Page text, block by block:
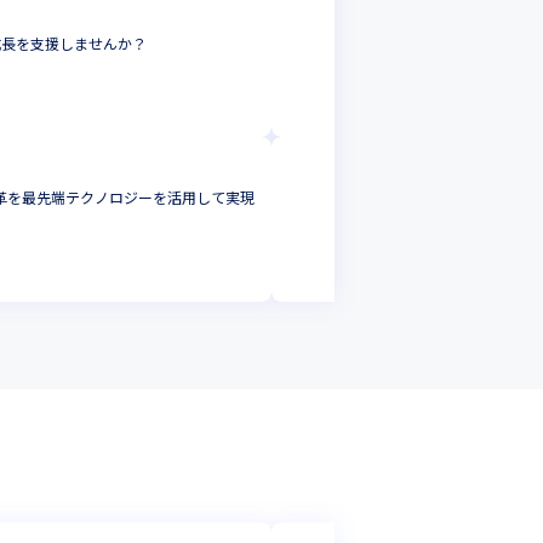
を支援しませんか？
最先端テクノロジーを活用して実現